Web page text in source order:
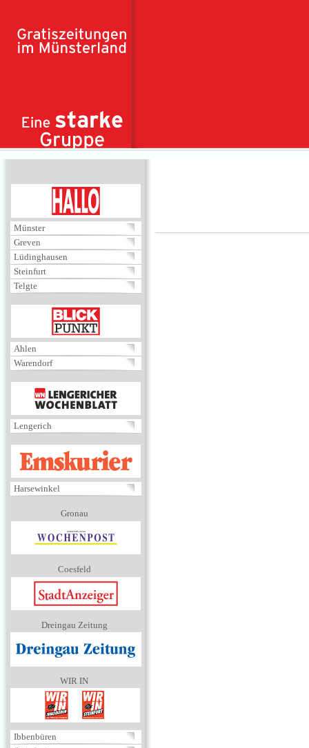
Münster
Greven
Lüdinghausen
Steinfurt
Telgte
BLICKPUNKT
Ahlen
Warendorf
MENÜ
Lengerich
EMSKURIER
Harsewinkel
Gronau
Coesfeld
Dreingau Zeitung
WIR IN
Ibbenbüren